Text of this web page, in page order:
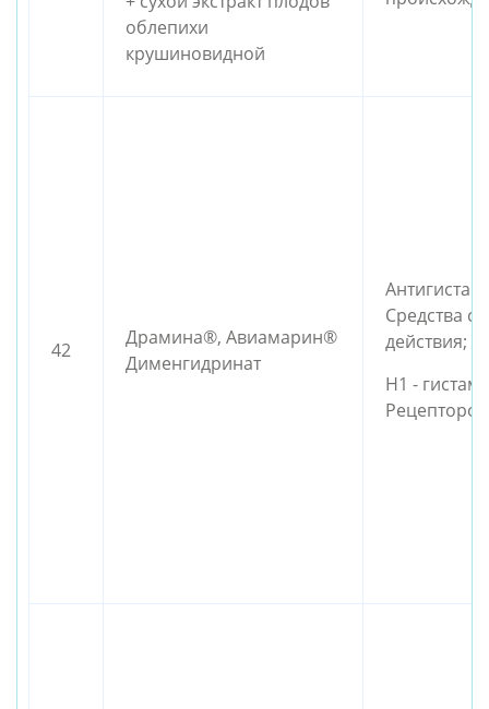
облепихи
крушиновидной
42
Драмина®, Авиамарин®
Дименгидринат
Средства
действия;
Н1 -